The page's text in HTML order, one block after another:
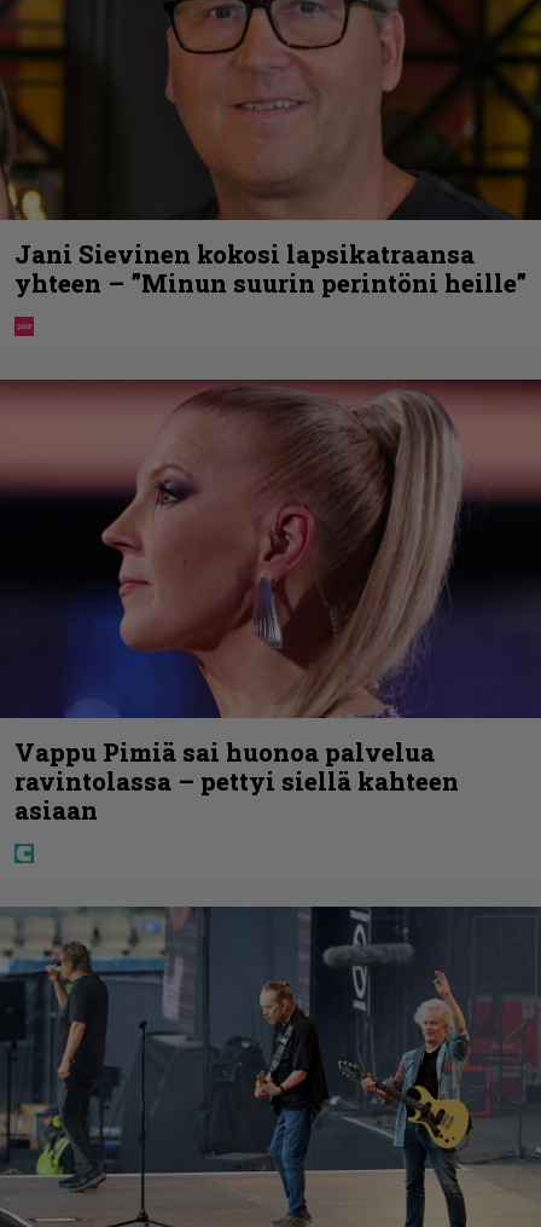
Jani Sievinen kokosi lapsikatraansa
yhteen – ”Minun suurin perintöni heille”
Vappu Pimiä sai huonoa palvelua
ravintolassa – pettyi siellä kahteen
asiaan